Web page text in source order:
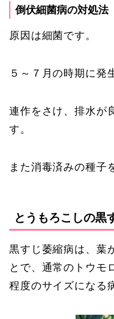
倒伏細菌病の対処法
原因は細菌です。
５～７月の時期に発
連作をさけ、排水が
す。
また消毒済みの種子
とうもろこしの黒
黒すじ萎縮病は、葉
とで、通常のトウモ
程度のサイズになる